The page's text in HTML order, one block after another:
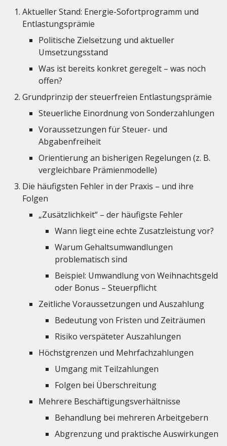
Aktueller Stand: Energie-Sofortprogramm und
Entlastungsprämie
Politische Zielsetzung und aktueller
Umsetzungsstand
Was ist bereits konkret geregelt – was noch
offen?
Grundprinzip der steuerfreien Entlastungsprämie
Steuerliche Einordnung von Sonderzahlungen
Voraussetzungen für Steuer- und
Abgabenfreiheit
Orientierung an bisherigen Regelungen (z. B.
vergleichbare Prämienmodelle)
Die häufigsten Fehler in der Praxis – und ihre
Folgen
„Zusätzlichkeit“ – der häufigste Fehler
Wann liegt eine echte Zusatzleistung vor?
Warum Gehaltsumwandlungen
problematisch sind
Beispiel: Umwandlung von Weihnachtsgeld
oder Bonus – Steuerpflicht
Zeitliche Voraussetzungen und Auszahlung
Bedeutung von Fristen und Zeiträumen
Risiko verspäteter Auszahlungen
Höchstgrenzen und Mehrfachzahlungen
Umgang mit Teilzahlungen
Folgen bei Überschreitung
Mehrere Beschäftigungsverhältnisse
Behandlung bei mehreren Arbeitgebern
Abgrenzung und praktische Auswirkungen